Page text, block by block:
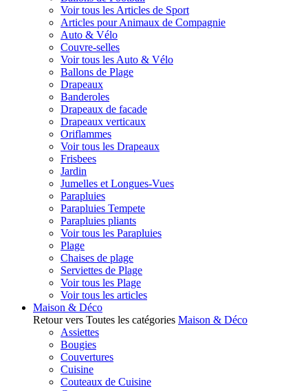
Voir tous les Articles de Sport
Articles pour Animaux de Compagnie
Auto & Vélo
Couvre-selles
Voir tous les Auto & Vélo
Ballons de Plage
Drapeaux
Banderoles
Drapeaux de facade
Drapeaux verticaux
Oriflammes
Voir tous les Drapeaux
Frisbees
Jardin
Jumelles et Longues-Vues
Parapluies
Parapluies Tempete
Parapluies pliants
Voir tous les Parapluies
Plage
Chaises de plage
Serviettes de Plage
Voir tous les Plage
Voir tous les articles
Maison & Déco
Retour vers Toutes les catégories Maison & Déco
Assiettes
Bougies
Couvertures
Cuisine
Couteaux de Cuisine